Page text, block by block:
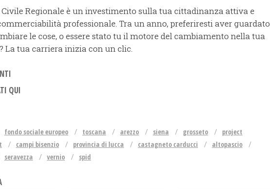
Regionale è un investimento sulla tua cittadinanza attiva e
professionale. Tra un anno, preferiresti aver guardato
le cose, o essere stato tu il motore del cambiamento nella tua
La tua carriera inizia con un clic.
QUI
fondo sociale europeo toscana arezzo siena grosseto
project
campi bisenzio provincia di lucca castagneto carducci
altopascio
seravezza vernio spid